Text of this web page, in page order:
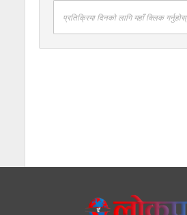
प्रतिक्रिया दिनको लागि यहाँ क्लिक गर्नुहोस्